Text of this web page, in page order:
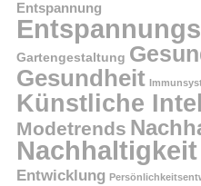
Entspannung
Gartengestaltung
Gesundheit
Künstliche
Modetrends
Nachhaltigkeit
Entwicklung